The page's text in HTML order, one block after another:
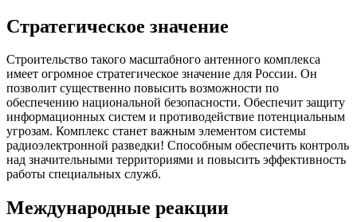
Стратегическое значение
Строительство такого масштабного антенного комплекса
имеет огромное стратегическое значение для России. Он
позволит существенно повысить возможности по
обеспечению национальной безопасности. Обеспечит защиту
информационных систем и противодействие потенциальным
угрозам. Комплекс станет важным элементом системы
радиоэлектронной разведки! Способным обеспечить контроль
над значительными территориями и повысить эффективность
работы специальных служб.
Международные реакции